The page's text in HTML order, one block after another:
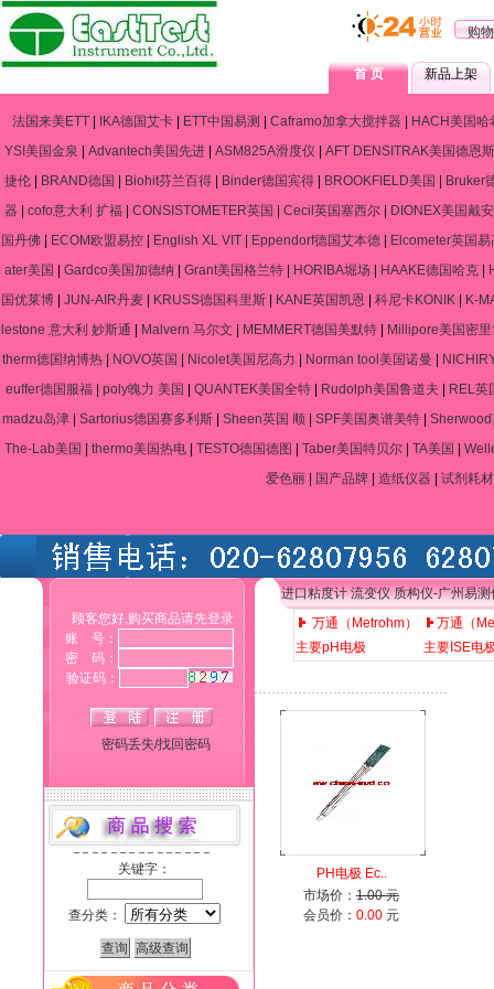
购
首 页 新品上架
法国来美ETT IKA德国艾卡 ETT中国易测 Caframo加拿大搅拌器
HACH美国哈
YSI美国金泉
Advantech美国先进| ASM825A滑度仪
AFT DENSITRAK美国德恩斯
捷伦| BRAND德国 Biohit芬兰百得| Binder德国宾得| BROOKFIELD美国
Bruker
器| cofo意大利 扩福| CONSISTOMETER英国 Cecil英国塞西尔| DIONEX美国戴安
国丹佛| ECOM欧盟易控| English XL VIT| Eppendorf德国艾本德|
Elcometer英国易
ater美国
Gardco美国加德纳 Grant美国格兰特| HORIBA堀场 HAAKE德国哈克|
国优莱博
JUN-AIR丹麦 KRUSS德国科里斯 KANE英国凯恩 科尼卡KONIK
K-
lestone 意大利 妙斯通
Malvern 马尔文 MEMMERT德国美默特
Millipore美国密
therm德国纳博热| NOVO英国 Nicolet美国尼高力 Norman tool美国诺曼
euffer德国服福| poly魄力 美国 QUANTEK美国全特| Rudolph美国鲁道夫
REL英
madzu岛津
Sartorius德国赛多利斯 Sheen英国 顺 SPF美国奥谱美特
The-Lab美国
thermo美国热电| TESTO德国德图 Taber美国特贝尔| TA美国
爱色丽| 国产品牌| 造纸仪器| 试剂耗材
顾客您好,购买商品请先登录
账 号：
密 码：
验证码：
密码丢失/找回密码
关键字：
查分类：
进口粘度计 流变仪 质构仪-广州易
万通（Metrohm）
主要pH电极
万通（
主要ISE电
PH电极 Ec..
市场价： 1.00 元
会员价： 0.00 元